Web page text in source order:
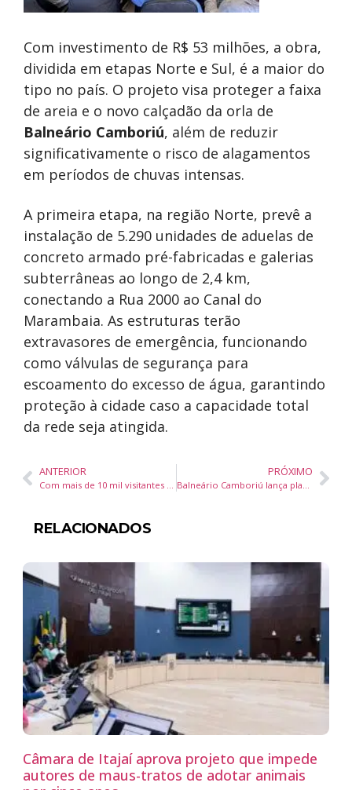
Com investimento de R$ 53 milhões, a obra,
dividida em etapas Norte e Sul, é a maior do
tipo no país. O projeto visa proteger a faixa
de areia e o novo calçadão da orla de
Balneário Camboriú, além de reduzir
significativamente o risco de alagamentos
em períodos de chuvas intensas.
A primeira etapa, na região Norte, prevê a
instalação de 5.290 unidades de aduelas de
concreto armado pré-fabricadas e galerias
subterrâneas ao longo de 2,4 km,
conectando a Rua 2000 ao Canal do
Marambaia. As estruturas terão
extravasores de emergência, funcionando
como válvulas de segurança para
escoamento do excesso de água, garantindo
proteção à cidade caso a capacidade total
da rede seja atingida.
ANTERIOR
Com mais de 10 mil visitantes em 2025, calendário de eventos fitness de SC encerra em novembro com atração inédita
PRÓXIMO
Balneário Camboriú lança plano para plantar mil árvores em um ano
RELACIONADOS
Câmara de Itajaí aprova projeto que impede
autores de maus-tratos de adotar animais